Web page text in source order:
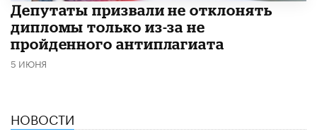
Депутаты призвали не отклонять
дипломы только из-за не
пройденного антиплагиата
5 ИЮНЯ
НОВОСТИ